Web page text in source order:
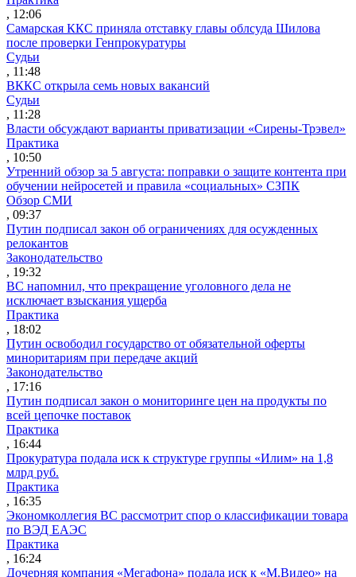
, 12:06
Самарская ККС приняла отставку главы облсуда Шилова
после проверки Генпрокуратуры
Судьи
, 11:48
ВККС открыла семь новых вакансий
Судьи
, 11:28
Власти обсуждают варианты приватизации «Сирены-Трэвел»
Практика
, 10:50
Утренний обзор за 5 августа: поправки о защите контента при
обучении нейросетей и правила «социальных» СЗПК
Обзор СМИ
, 09:37
Путин подписал закон об ограничениях для осужденных
релокантов
Законодательство
, 19:32
ВС напомнил, что прекращение уголовного дела не
исключает взыскания ущерба
Практика
, 18:02
Путин освободил государство от обязательной оферты
миноритариям при передаче акций
Законодательство
, 17:16
Путин подписал закон о мониторинге цен на продукты по
всей цепочке поставок
Практика
, 16:44
Прокуратура подала иск к структуре группы «Илим» на 1,8
млрд руб.
Практика
, 16:35
Экономколлегия ВС рассмотрит спор о классификации товара
по ВЭД ЕАЭС
Практика
, 16:24
Дочерняя компания «Мегафона» подала иск к «М.Видео» на